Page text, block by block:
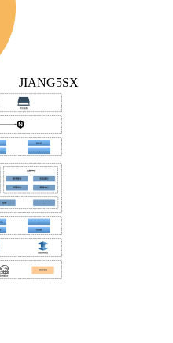
JIANG5SX